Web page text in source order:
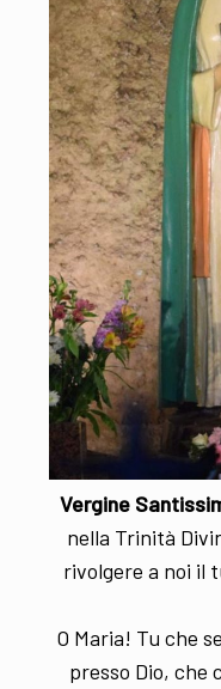
Vergine
nella Trinità
rivolgere a noi il
O Maria! Tu che
presso Dio, che